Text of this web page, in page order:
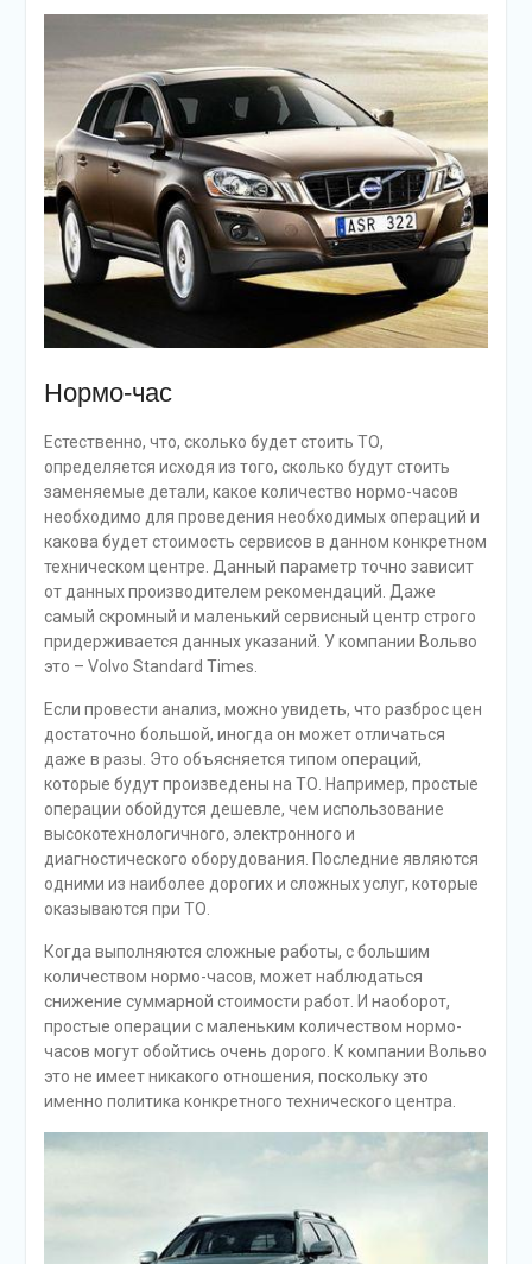
Нормо-час
Естественно, что, сколько будет стоить ТО,
определяется исходя из того, сколько будут стоить
заменяемые детали, какое количество нормо-часов
необходимо для проведения необходимых операций и
какова будет стоимость сервисов в данном конкретном
техническом центре. Данный параметр точно зависит
от данных производителем рекомендаций. Даже
самый скромный и маленький сервисный центр строго
придерживается данных указаний. У компании Вольво
это – Volvo Standard Times.
Если провести анализ, можно увидеть, что разброс цен
достаточно большой, иногда он может отличаться
даже в разы. Это объясняется типом операций,
которые будут произведены на ТО. Например, простые
операции обойдутся дешевле, чем использование
высокотехнологичного, электронного и
диагностического оборудования. Последние являются
одними из наиболее дорогих и сложных услуг, которые
оказываются при ТО.
Когда выполняются сложные работы, с большим
количеством нормо-часов, может наблюдаться
снижение суммарной стоимости работ. И наоборот,
простые операции с маленьким количеством нормо-
часов могут обойтись очень дорого. К компании Вольво
это не имеет никакого отношения, поскольку это
именно политика конкретного технического центра.